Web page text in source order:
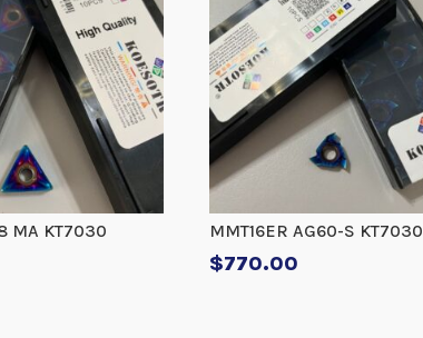
MA KT7030 MMT16ER AG60-S KT7030
$770.00